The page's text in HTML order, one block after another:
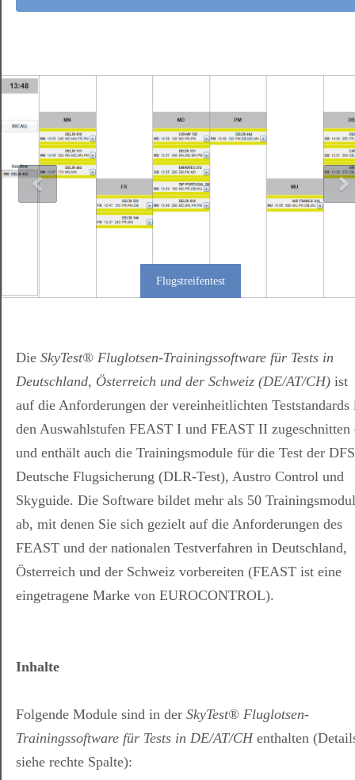
Flugstreifentest
Die SkyTest® Fluglotsen-Trainingssoftware für Tests in
Deutschland, Österreich und der Schweiz (DE/AT/CH) ist
auf die Anforderungen der vereinheitlichten Teststandards
den Auswahlstufen FEAST I und FEAST II zugeschnitten
und enthält auch die Trainingsmodule für die Test der DFS
Deutsche Flugsicherung (DLR-Test), Austro Control und
Skyguide. Die Software bildet mehr als 50
ab, mit denen Sie sich gezielt auf die Anforderungen des
FEAST und der nationalen Testverfahren in Deutschland,
Österreich und der Schweiz vorbereiten (FEAST ist eine
eingetragene Marke von EUROCONTROL).
Inhalte
Folgende Module sind in der SkyTest® Fluglotsen-
Trainingssoftware für Tests in DE/AT/CHenthalten
siehe rechte Spalte):